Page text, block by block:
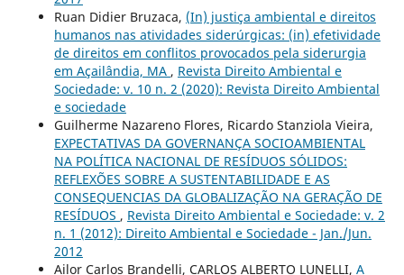
Ruan Didier Bruzaca, (In) justiça ambiental e direitos
humanos nas atividades siderúrgicas: (in) efetividade
de direitos em conflitos provocados pela siderurgia
em Açailândia, MA , Revista Direito Ambiental e
Sociedade: v. 10 n. 2 (2020): Revista Direito Ambiental
e sociedade
Guilherme Nazareno Flores, Ricardo Stanziola Vieira,
EXPECTATIVAS DA GOVERNANÇA SOCIOAMBIENTAL
NA POLÍTICA NACIONAL DE RESÍDUOS SÓLIDOS:
REFLEXÕES SOBRE A SUSTENTABILIDADE E AS
CONSEQUENCIAS DA GLOBALIZAÇÃO NA GERAÇÃO DE
RESÍDUOS , Revista Direito Ambiental e Sociedade: v. 2
n. 1 (2012): Direito Ambiental e Sociedade - Jan./Jun.
2012
Ailor Carlos Brandelli, CARLOS ALBERTO LUNELLI, A